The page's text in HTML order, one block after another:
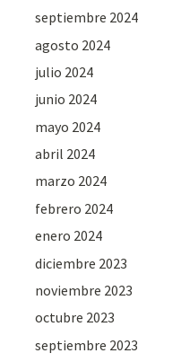
septiembre 2024
agosto 2024
julio 2024
junio 2024
mayo 2024
abril 2024
marzo 2024
febrero 2024
enero 2024
diciembre 2023
noviembre 2023
octubre 2023
septiembre 2023